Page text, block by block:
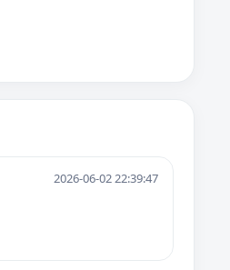
2026-06-02 22:39:47